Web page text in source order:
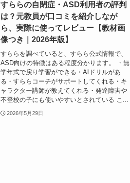
すららの自閉症・ASD利用者の評判
は？元教員が口コミを紹介しなが
ら、実際に使ってレビュー【教材画
像つき｜2026年版】
すららを調べていると、すらら公式情報で、
ASD向けの特徴はある程度分かります。 ・無
学年式で戻り学習ができる・AIドリルがあ
る・すららコーチがサポートしてくれる・キ
ャラクター講師が教えてくれる・発達障害や
不登校の子にも使いやすいとされている こ...
2026年5月29日